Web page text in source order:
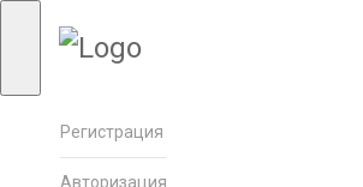
Регистрация
Авторизация